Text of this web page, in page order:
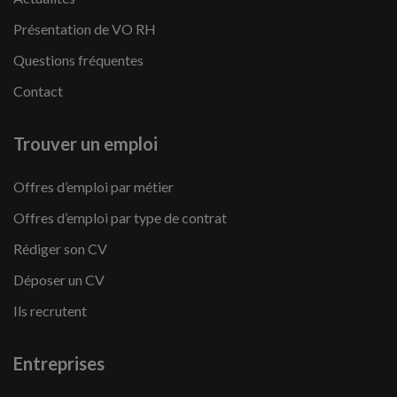
Présentation de VO RH
Questions fréquentes
Contact
Trouver un emploi
Offres d’emploi par métier
Offres d’emploi par type de contrat
Rédiger son CV
Déposer un CV
Ils recrutent
Entreprises